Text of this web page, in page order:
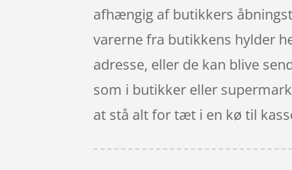
afhængig af butikkers
varerne fra butikkens hylder
adresse, eller de kan blive
som i butikker eller
at stå alt for tæt i en kø til